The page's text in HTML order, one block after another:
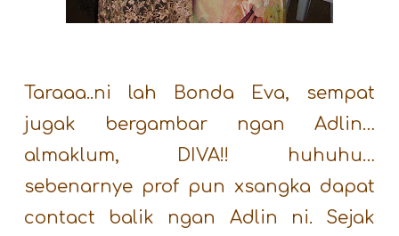
Taraaa..ni lah Bonda Eva, sempat
jugak bergambar ngan Adlin…
almaklum, DIVA!! huhuhu…
sebenarnye prof pun xsangka dapat
contact balik ngan Adlin ni. Sejak